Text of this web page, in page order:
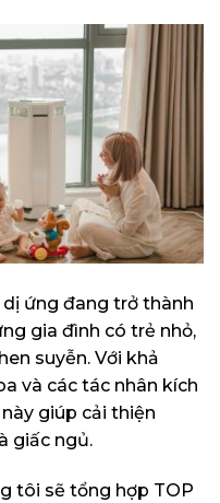
ứng đang trở thành
gia đình có trẻ nhỏ,
suyễn. Với khả
và các tác nhân kích
giúp cải thiện
giấc ngủ.
tôi sẽ tổng hợp TOP